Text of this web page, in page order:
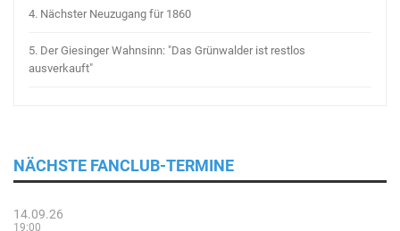
4. Nächster Neuzugang für 1860
5. Der Giesinger Wahnsinn: "Das Grünwalder ist restlos
ausverkauft"
NÄCHSTE FANCLUB-TERMINE
14.09.26
19:00